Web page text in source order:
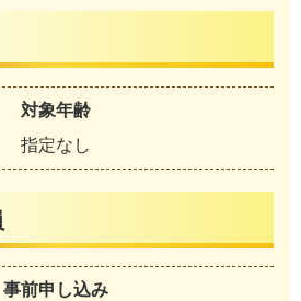
対象年齢
指定なし
事前申し込み